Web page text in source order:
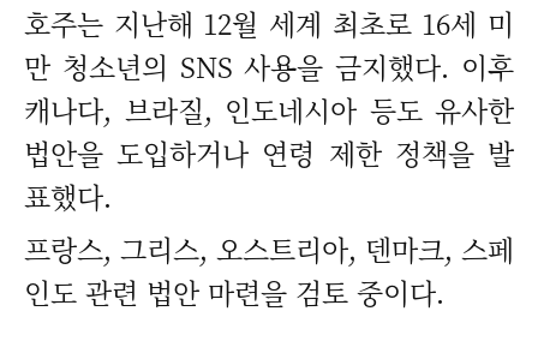
호주는 지난해 12월 세계 최초로 16세 미
만 청소년의 SNS 사용을 금지했다. 이후
캐나다, 브라질, 인도네시아 등도 유사한
법안을 도입하거나 연령 제한 정책을 발
표했다.
프랑스, 그리스, 오스트리아, 덴마크, 스페
인도 관련 법안 마련을 검토 중이다.